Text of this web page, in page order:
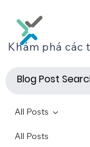
Khám phá các
All Posts
All Posts